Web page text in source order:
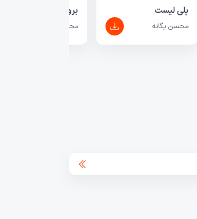
پلی لیست
محسن یگانه
برو برو
محسن یگانه